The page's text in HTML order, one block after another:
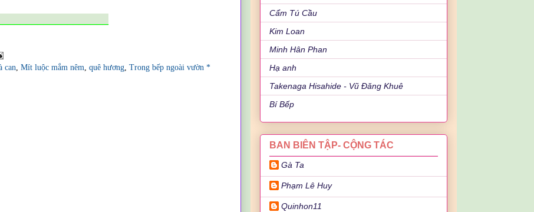
can, Mít luộc mắm nêm, quê hương, Trong bếp ngoài vườn *
Cẩm Tú Cầu
Kim Loan
Minh Hân Phan
Hạ anh
Takenaga Hisahide - Vũ Đăng Khuê
Bí Bếp
BAN BIÊN TẬP- CỘNG TÁC
Gà Ta
Phạm Lê Huy
Quinhon11